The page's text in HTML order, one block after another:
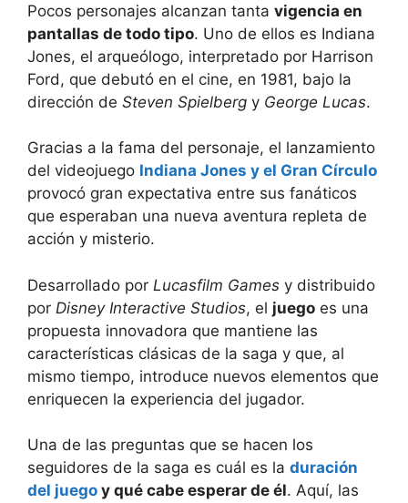
Pocos personajes alcanzan tanta vigencia en
pantallas de todo tipo. Uno de ellos es Indiana
Jones, el arqueólogo, interpretado por Harrison
Ford, que debutó en el cine, en 1981, bajo la
dirección de Steven Spielberg y George Lucas.
Gracias a la fama del personaje, el lanzamiento
del videojuego Indiana Jones y el Gran Círculo
provocó gran expectativa entre sus fanáticos
que esperaban una nueva aventura repleta de
acción y misterio.
Desarrollado por Lucasfilm Games y distribuido
por Disney Interactive Studios, el juego es una
propuesta innovadora que mantiene las
características clásicas de la saga y que, al
mismo tiempo, introduce nuevos elementos que
enriquecen la experiencia del jugador.
Una de las preguntas que se hacen los
seguidores de la saga es cuál es la duración
del juego y qué cabe esperar de él. Aquí, las